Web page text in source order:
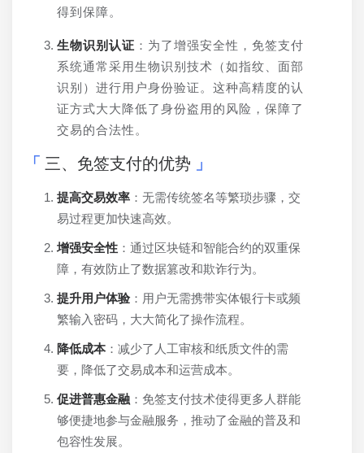
得到保障。
生物识别认证 ：为了增强安全性，免签支付
系统通常采用生物识别技术（如指纹、面部
识别）进行用户身份验证。这种高精度的认
证方式大大降低了身份盗用的风险，保障了
交易的合法性。
三、免签支付的优势
提高交易效率 ：无需传统签名等繁琐步骤，交
易过程更加快速高效。
增强安全性 ：通过区块链和智能合约的双重保
障，有效防止了数据篡改和欺诈行为。
提升用户体验：用户无需携带实体银行卡或频
繁输入密码，大大简化了操作流程。
降低成本：减少了人工审核和纸质文件的需
要，降低了交易成本和运营成本。
促进普惠金融 ：免签支付技术使得更多人群能
够便捷地参与金融服务，推动了金融的普及和
包容性发展。